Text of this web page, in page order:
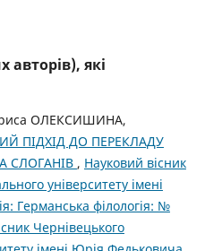
авторів), які
ОЛЕКСИШИНА,
ПІДХІД ДО ПЕРЕКЛАДУ
СЛОГАНІВ , Науковий вісник
університету імені
Германська філологія: №
Чернівецького